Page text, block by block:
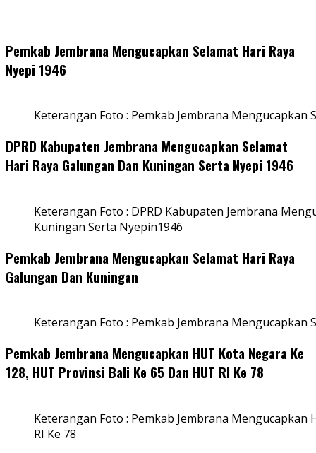
Pemkab Jembrana Mengucapkan Selamat Hari Raya
Nyepi 1946
Keterangan Foto : Pemkab Jembrana Mengucapkan
DPRD Kabupaten Jembrana Mengucapkan Selamat
Hari Raya Galungan Dan Kuningan Serta Nyepi 1946
Keterangan Foto : DPRD Kabupaten Jembrana
Kuningan Serta Nyepin1946
Pemkab Jembrana Mengucapkan Selamat Hari Raya
Galungan Dan Kuningan
Keterangan Foto : Pemkab Jembrana Mengucapkan
Pemkab Jembrana Mengucapkan HUT Kota Negara Ke
128, HUT Provinsi Bali Ke 65 Dan HUT RI Ke 78
Keterangan Foto : Pemkab Jembrana Mengucapkan
RI Ke 78